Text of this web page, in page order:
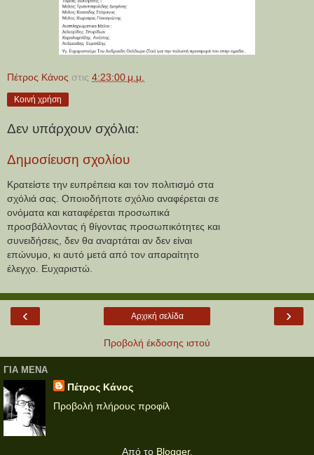
Πέτρος Κάνος στις 4:23:00 μ.μ.
Κοινή χρήση
Δεν υπάρχουν σχόλια:
Δημοσίευση σχολίου
Κρατείστε την ευπρέπεια και τον πολιτισμό στα
σχόλιά σας. Οποιοδήποτε σχόλιο αναφέρεται σε
ονόματα και καταφέρεται προσωπικά
προσβάλλοντας ή θίγοντας προσωπικότητες και
συνειδήσεις, δεν θα αναρτάται αν δεν είναι
επώνυμο, κι αυτό μετά από τον απαραίτητο
έλεγχο. Ευχαριστώ.
‹ ›
Αρχική σελίδα
Προβολή έκδοσης ιστού
ΓΙΑ ΜΕΝΑ
Πέτρος Κάνος
Προβολή πλήρους προφίλ
Από το Blogger.